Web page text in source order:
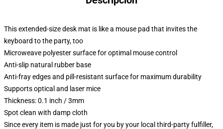
This extended-size desk mat is like a mouse pad that invites the
keyboard to the party, too
Microweave polyester surface for optimal mouse control
Anti-slip natural rubber base
Anti-fray edges and pill-resistant surface for maximum durability
Supports optical and laser mice
Thickness: 0.1 inch / 3mm
Spot clean with damp cloth
Since every item is made just for you by your local third-party fulfiller,